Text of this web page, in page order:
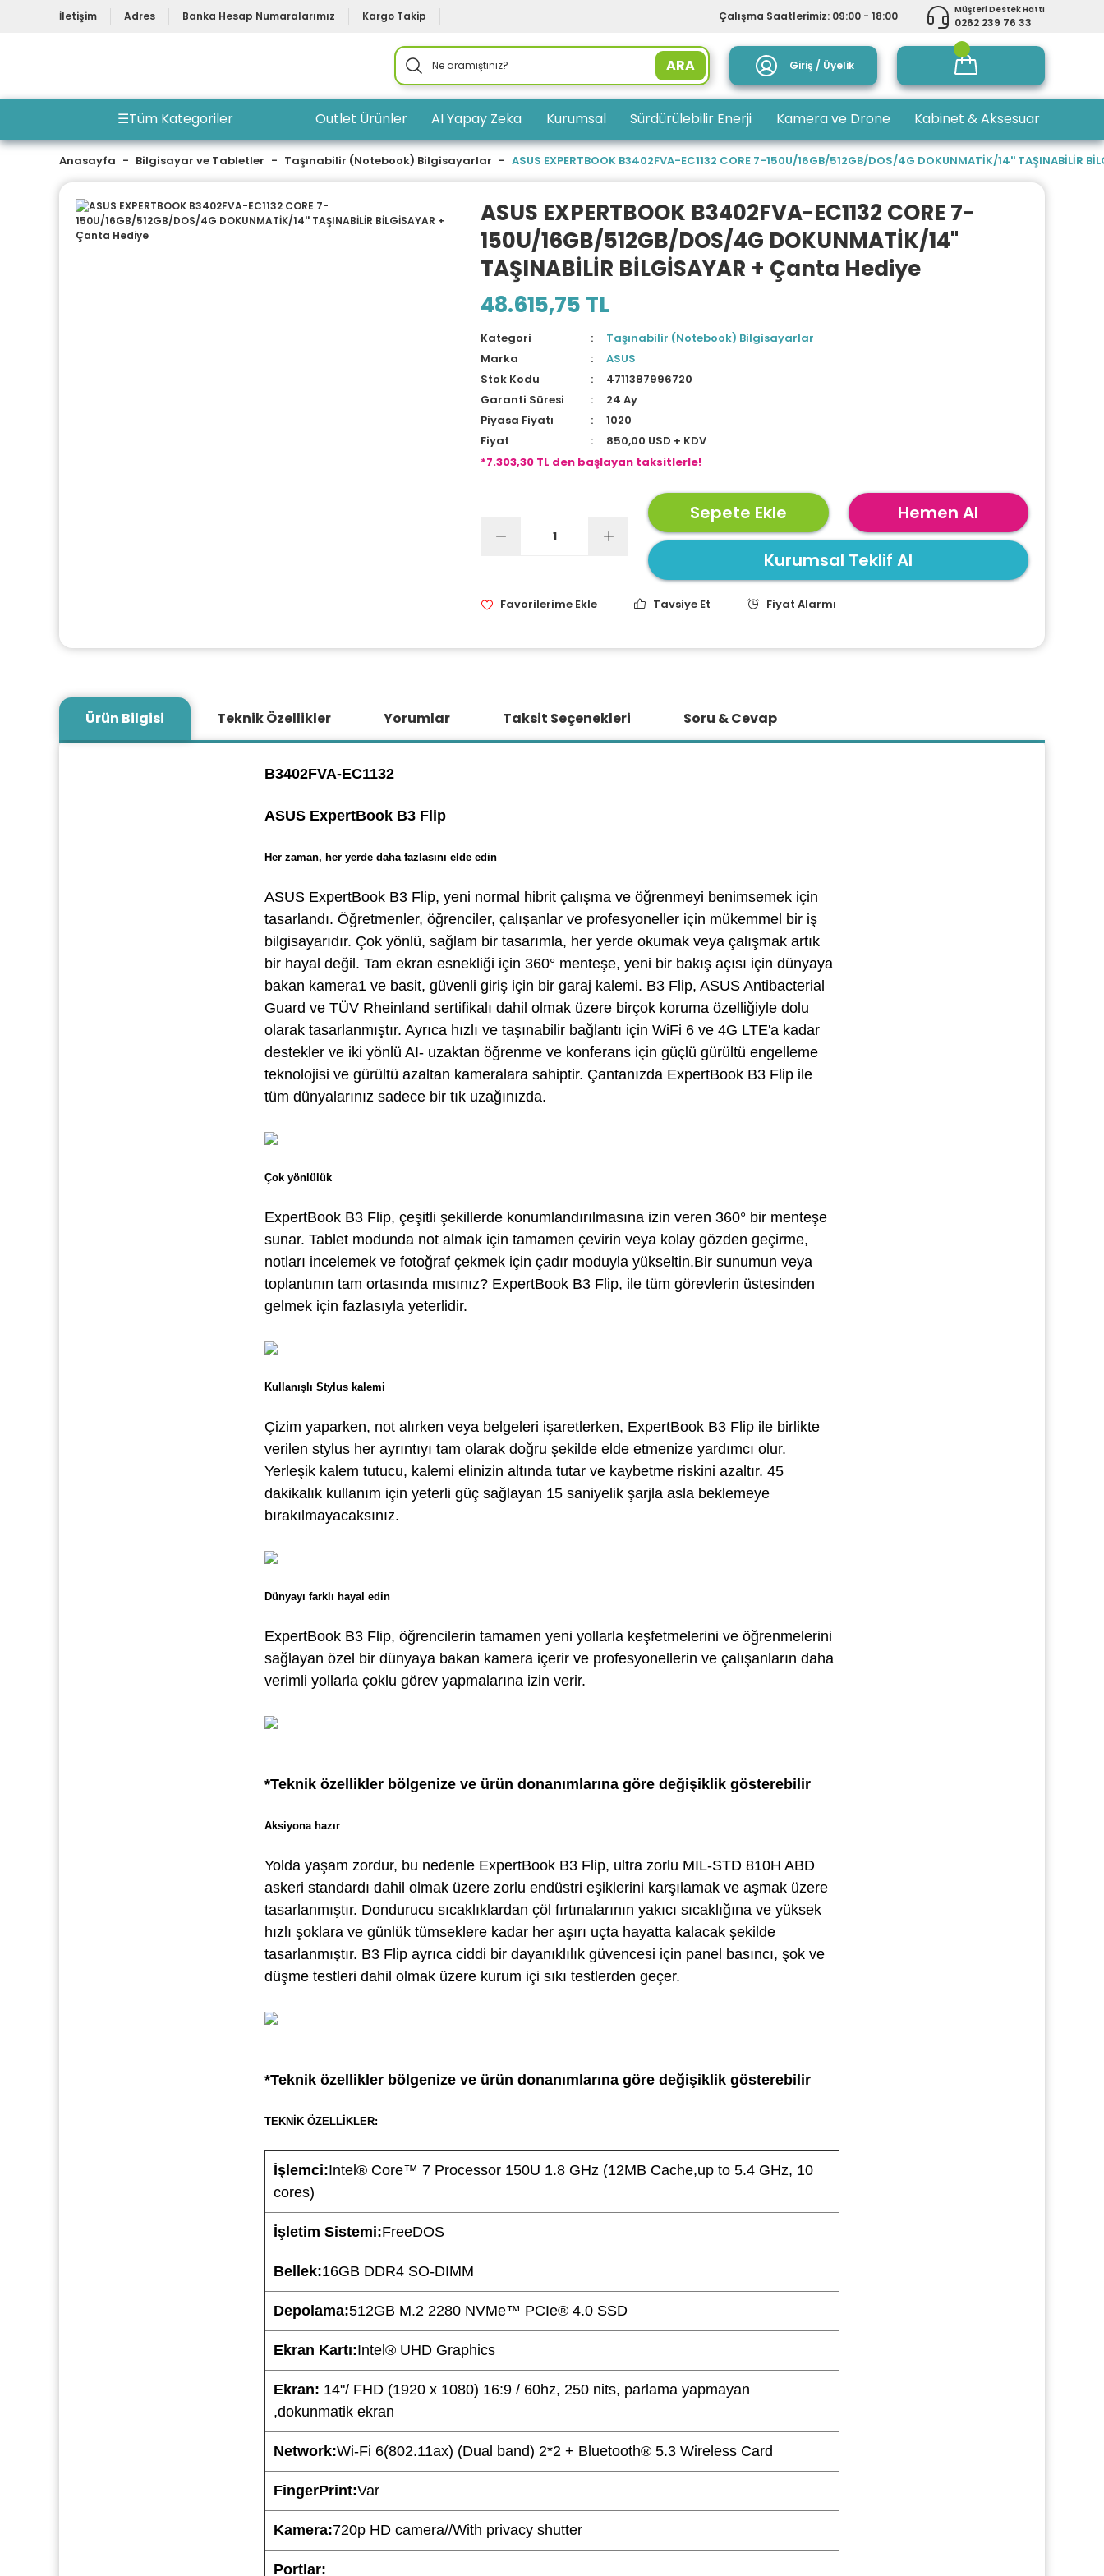
İletişim Adres Banka Hesap Numaralarımız Kargo Takip Çalışma Saatlerimiz: 09:00 - 18:00 Müşteri Destek Hattı
0262 239 76 33
ARA Giriş / Üyelik
☰Tüm Kategoriler Outlet Ürünler AI Yapay Zeka Kurumsal Sürdürülebilir Enerji Kamera ve Drone Kabinet & Aksesuar
Anasayfa Bilgisayar ve Tabletler Taşınabilir (Notebook) Bilgisayarlar ASUS EXPERTBOOK B3402FVA-EC1132 CORE 7-150U/16GB/512GB/DOS/4G DOKUNMATİK/14'' TAŞINABİLİR
ASUS EXPERTBOOK B3402FVA-EC1132 CORE 7-
150U/16GB/512GB/DOS/4G DOKUNMATİK/14''
TAŞINABİLİR BİLGİSAYAR + Çanta Hediye
48.615,75 TL
Kategori
Taşınabilir (Notebook) Bilgisayarlar
Marka
ASUS
Stok Kodu
4711387996720
Garanti Süresi
24 Ay
Piyasa Fiyatı
1020
Fiyat
850,00 USD + KDV
*7.303,30 TL den başlayan taksitlerle!
Sepete Ekle Hemen Al
Kurumsal Teklif Al
Tavsiye Et Fiyat Alarmı
Ürün Bilgisi Teknik Özellikler Yorumlar Taksit Seçenekleri Soru & Cevap
B3402FVA-EC1132
ASUS ExpertBook B3 Flip
Her zaman, her yerde daha fazlasını elde edin
ASUS ExpertBook B3 Flip, yeni normal hibrit çalışma ve öğrenmeyi benimsemek için
tasarlandı. Öğretmenler, öğrenciler, çalışanlar ve profesyoneller için mükemmel bir iş
bilgisayarıdır. Çok yönlü, sağlam bir tasarımla, her yerde okumak veya çalışmak artık
bir hayal değil. Tam ekran esnekliği için 360° menteşe, yeni bir bakış açısı için dünyaya
bakan kamera1 ve basit, güvenli giriş için bir garaj kalemi. B3 Flip, ASUS Antibacterial
Guard ve TÜV Rheinland sertifikalı dahil olmak üzere birçok koruma özelliğiyle dolu
olarak tasarlanmıştır. Ayrıca hızlı ve taşınabilir bağlantı için WiFi 6 ve 4G LTE'a kadar
destekler ve iki yönlü AI- uzaktan öğrenme ve konferans için güçlü gürültü engelleme
teknolojisi ve gürültü azaltan kameralara sahiptir. Çantanızda ExpertBook B3 Flip ile
tüm dünyalarınız sadece bir tık uzağınızda.
Çok yönlülük
ExpertBook B3 Flip, çeşitli şekillerde konumlandırılmasına izin veren 360° bir menteşe
sunar. Tablet modunda not almak için tamamen çevirin veya kolay gözden geçirme,
notları incelemek ve fotoğraf çekmek için çadır moduyla yükseltin.Bir sunumun veya
toplantının tam ortasında mısınız? ExpertBook B3 Flip, ile tüm görevlerin üstesinden
gelmek için fazlasıyla yeterlidir.
Kullanışlı Stylus kalemi
Çizim yaparken, not alırken veya belgeleri işaretlerken, ExpertBook B3 Flip ile birlikte
verilen stylus her ayrıntıyı tam olarak doğru şekilde elde etmenize yardımcı olur.
Yerleşik kalem tutucu, kalemi elinizin altında tutar ve kaybetme riskini azaltır. 45
dakikalık kullanım için yeterli güç sağlayan 15 saniyelik şarjla asla beklemeye
bırakılmayacaksınız.
Dünyayı farklı hayal edin
ExpertBook B3 Flip, öğrencilerin tamamen yeni yollarla keşfetmelerini ve öğrenmelerini
sağlayan özel bir dünyaya bakan kamera içerir ve profesyonellerin ve çalışanların daha
verimli yollarla çoklu görev yapmalarına izin verir.
*Teknik özellikler bölgenize ve ürün donanımlarına göre değişiklik gösterebilir
Aksiyona hazır
Yolda yaşam zordur, bu nedenle ExpertBook B3 Flip, ultra zorlu MIL-STD 810H ABD
askeri standardı dahil olmak üzere zorlu endüstri eşiklerini karşılamak ve aşmak üzere
tasarlanmıştır. Dondurucu sıcaklıklardan çöl fırtınalarının yakıcı sıcaklığına ve yüksek
hızlı şoklara ve günlük tümseklere kadar her aşırı uçta hayatta kalacak şekilde
tasarlanmıştır. B3 Flip ayrıca ciddi bir dayanıklılık güvencesi için panel basıncı, şok ve
düşme testleri dahil olmak üzere kurum içi sıkı testlerden geçer.
*Teknik özellikler bölgenize ve ürün donanımlarına göre değişiklik gösterebilir
TEKNİK ÖZELLİKLER:
İşlemci:Intel® Core™ 7 Processor 150U 1.8 GHz (12MB Cache,up to 5.4 GHz, 10
cores)
İşletim Sistemi:FreeDOS
Bellek:16GB DDR4 SO-DIMM
Depolama:512GB M.2 2280 NVMe™ PCIe® 4.0 SSD
Ekran Kartı:Intel® UHD Graphics
Ekran: 14"/ FHD (1920 x 1080) 16:9 / 60hz, 250 nits, parlama yapmayan
,dokunmatik ekran
Network:Wi-Fi 6(802.11ax) (Dual band) 2*2 + Bluetooth® 5.3 Wireless Card
FingerPrint:Var
Kamera:720p HD camera//With privacy shutter
Portlar: